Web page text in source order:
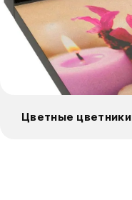
Цветные цветники